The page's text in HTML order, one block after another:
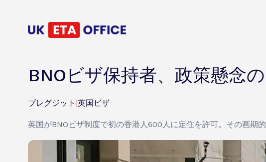
BNOビザ保持者、政策懸念
ブレグジット |英国ビザ
英国がBNOビザ制度で初の香港人600人に定住を許可。その画期